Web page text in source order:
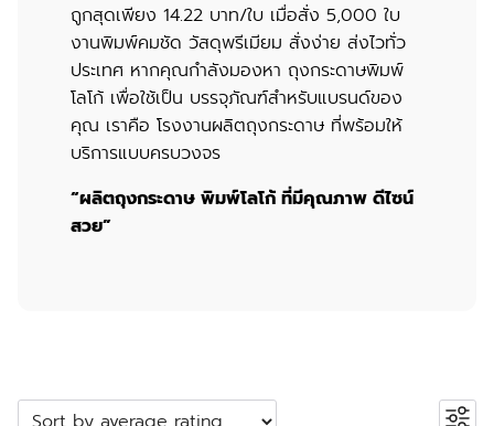
ถูกสุดเพียง 14.22 บาท/ใบ เมื่อสั่ง 5,000 ใบ
งานพิมพ์คมชัด วัสดุพรีเมียม สั่งง่าย ส่งไวทั่ว
ประเทศ หากคุณกำลังมองหา ถุงกระดาษพิมพ์
โลโก้ เพื่อใช้เป็น บรรจุภัณฑ์สำหรับแบรนด์ของ
คุณ เราคือ โรงงานผลิตถุงกระดาษ ที่พร้อมให้
บริการแบบครบวงจร
“ผลิตถุงกระดาษ พิมพ์โลโก้ ที่มีคุณภาพ ดีไซน์
สวย”
ค้นหาสินค้า